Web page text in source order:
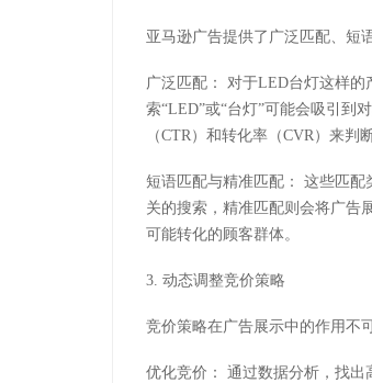
亚马逊广告提供了广泛匹配、短
广泛匹配： 对于LED台灯这样
索“LED”或“台灯”可能会吸引到
（CTR）和转化率（CVR）来判
短语匹配与精准匹配： 这些匹
关的搜索，精准匹配则会将广告
可能转化的顾客群体。
3. 动态调整竞价策略
竞价策略在广告展示中的作用不
优化竞价： 通过数据分析，找出